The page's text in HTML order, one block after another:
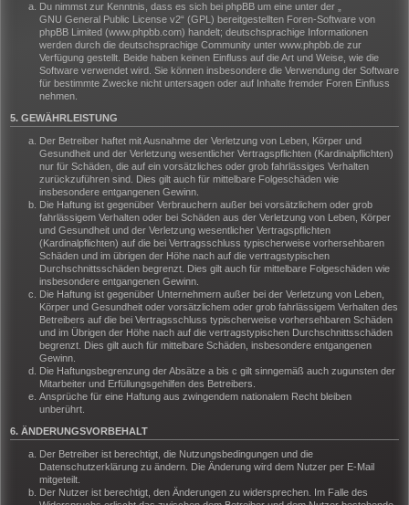
Du nimmst zur Kenntnis, dass es sich bei phpBB um eine unter der „
GNU General Public License v2“ (GPL) bereitgestellten Foren-Software von
phpBB Limited (www.phpbb.com) handelt; deutschsprachige Informationen
werden durch die deutschsprachige Community unter www.phpbb.de zur
Verfügung gestellt. Beide haben keinen Einfluss auf die Art und Weise, wie die
Software verwendet wird. Sie können insbesondere die Verwendung der Software
für bestimmte Zwecke nicht untersagen oder auf Inhalte fremder Foren Einfluss
nehmen.
5. GEWÄHRLEISTUNG
Der Betreiber haftet mit Ausnahme der Verletzung von Leben, Körper und
Gesundheit und der Verletzung wesentlicher Vertragspflichten (Kardinalpflichten)
nur für Schäden, die auf ein vorsätzliches oder grob fahrlässiges Verhalten
zurückzuführen sind. Dies gilt auch für mittelbare Folgeschäden wie
insbesondere entgangenen Gewinn.
Die Haftung ist gegenüber Verbrauchern außer bei vorsätzlichem oder grob
fahrlässigem Verhalten oder bei Schäden aus der Verletzung von Leben, Körper
und Gesundheit und der Verletzung wesentlicher Vertragspflichten
(Kardinalpflichten) auf die bei Vertragsschluss typischerweise vorhersehbaren
Schäden und im übrigen der Höhe nach auf die vertragstypischen
Durchschnittsschäden begrenzt. Dies gilt auch für mittelbare Folgeschäden wie
insbesondere entgangenen Gewinn.
Die Haftung ist gegenüber Unternehmern außer bei der Verletzung von Leben,
Körper und Gesundheit oder vorsätzlichem oder grob fahrlässigem Verhalten des
Betreibers auf die bei Vertragsschluss typischerweise vorhersehbaren Schäden
und im Übrigen der Höhe nach auf die vertragstypischen Durchschnittsschäden
begrenzt. Dies gilt auch für mittelbare Schäden, insbesondere entgangenen
Gewinn.
Die Haftungsbegrenzung der Absätze a bis c gilt sinngemäß auch zugunsten der
Mitarbeiter und Erfüllungsgehilfen des Betreibers.
Ansprüche für eine Haftung aus zwingendem nationalem Recht bleiben
unberührt.
6. ÄNDERUNGSVORBEHALT
Der Betreiber ist berechtigt, die Nutzungsbedingungen und die
Datenschutzerklärung zu ändern. Die Änderung wird dem Nutzer per E-Mail
mitgeteilt.
Der Nutzer ist berechtigt, den Änderungen zu widersprechen. Im Falle des